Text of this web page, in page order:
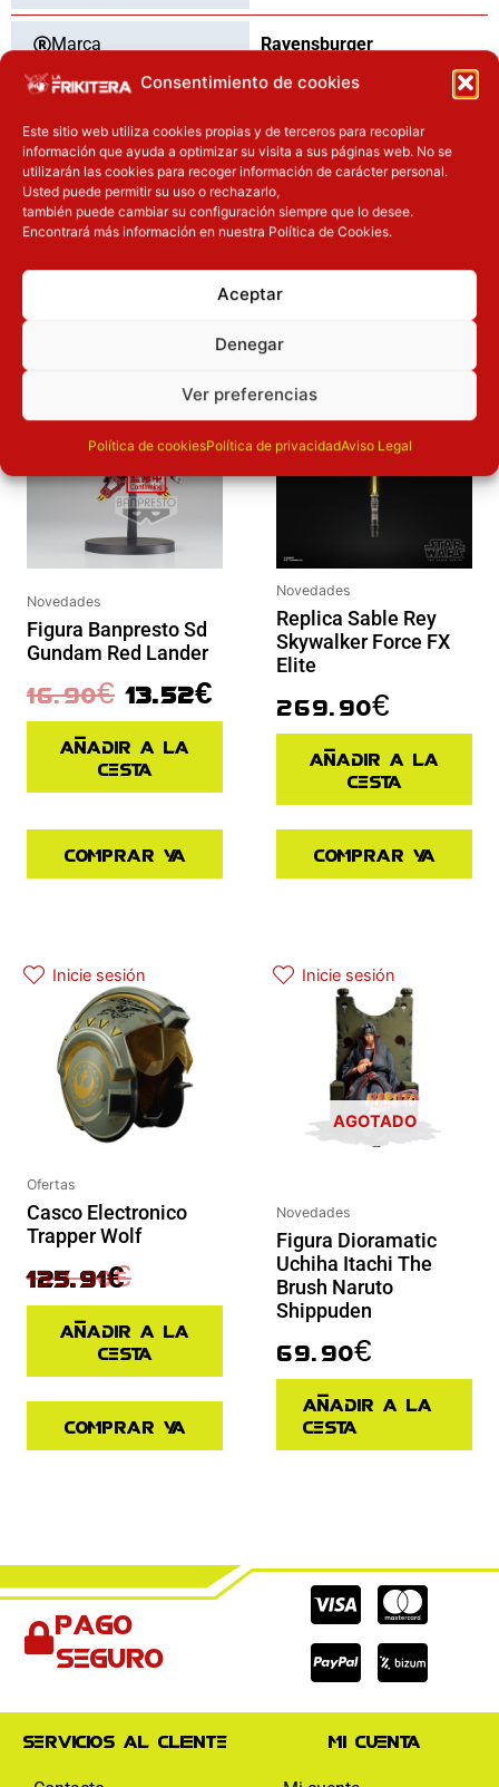
Consentimiento de cookies
Este sitio web utiliza cookies propias y de terceros para recopilar
información que ayuda a optimizar su visita a sus páginas web. No se
utilizarán las cookies para recoger información de carácter personal.
Usted puede permitir su uso o rechazarlo,
también puede cambiar su configuración siempre que lo desee.
Encontrará más información en nuestra Política de Cookies.
Aceptar
Denegar
Ver preferencias
Política de cookiesPolítica de privacidadAviso Legal
Marca Ravensburger
Tipo Nuevo
OTROS PRODUCTOS QUE TE
PUEDEN INTERESAR
Novedades
Figura Banpresto Sd
Gundam Red Lander
16.90€
El precio original era: 16.90€.
13.52€
El precio actual es: 13.52€.
Añadir a la
cesta
Comprar ya
Novedades
Replica Sable Rey
Skywalker Force FX
Elite
269.90€
Añadir a la
cesta
Comprar ya
Inicie sesión
Ofertas
Casco Electronico
Trapper Wolf
139.90€
125.91€
Añadir a la
cesta
Comprar ya
Inicie sesión
AGOTADO
Novedades
Figura Dioramatic
Uchiha Itachi The
Brush Naruto
Shippuden
69.90€
Añadir a la
cesta
Pago
seguro
Cc-
visa
Cc-
Cc-
paypal
Servicios al cliente Mi cuenta